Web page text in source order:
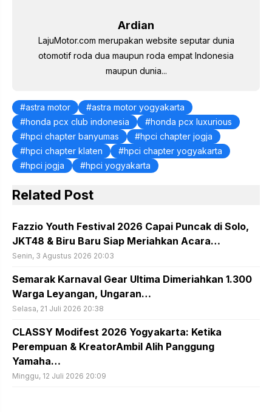
Ardian
LajuMotor.com merupakan website seputar dunia
otomotif roda dua maupun roda empat Indonesia
maupun dunia...
astra motor
astra motor yogyakarta
honda pcx club indonesia
honda pcx luxurious
hpci chapter banyumas
hpci chapter jogja
hpci chapter klaten
hpci chapter yogyakarta
hpci jogja
hpci yogyakarta
Related Post
Fazzio Youth Festival 2026 Capai Puncak di Solo,
JKT48 & Biru Baru Siap Meriahkan Acara…
Senin, 3 Agustus 2026 20:03
Semarak Karnaval Gear Ultima Dimeriahkan 1.300
Warga Leyangan, Ungaran…
Selasa, 21 Juli 2026 20:38
CLASSY Modifest 2026 Yogyakarta: Ketika
Perempuan & KreatorAmbil Alih Panggung
Yamaha…
Minggu, 12 Juli 2026 20:09